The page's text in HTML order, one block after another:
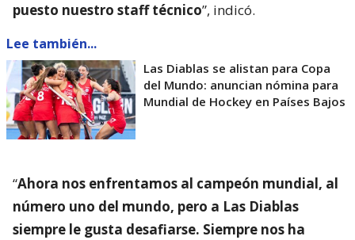
puesto nuestro staff técnico”, indicó.
Lee también...
Las Diablas se alistan para Copa
del Mundo: anuncian nómina para
Mundial de Hockey en Países Bajos
“Ahora nos enfrentamos al campeón mundial, al
número uno del mundo, pero a Las Diablas
siempre le gusta desafiarse. Siempre nos ha